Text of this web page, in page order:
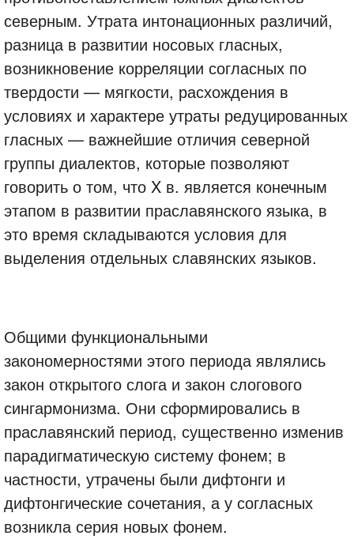
северным. Утрата интонационных различий,
разница в развитии носовых гласных,
возникновение корреляции согласных по
твердости — мягкости, расхождения в
условиях и характере утраты редуцированных
гласных — важнейшие отличия северной
группы диалектов, которые позволяют
говорить о том, что X в. является конечным
этапом в развитии праславянского языка, в
это время складываются условия для
выделения отдельных славянских языков.
Общими функциональными
закономерностями этого периода являлись
закон открытого слога и закон слогового
сингармонизма. Они сформировались в
праславянский период, существенно изменив
парадигматическую систему фонем; в
частности, утрачены были дифтонги и
дифтонгические сочетания, а у согласных
возникла серия новых фонем.